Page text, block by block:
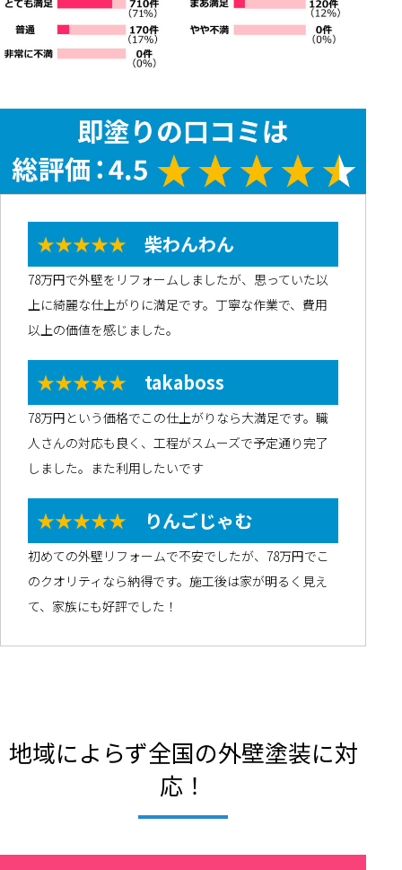
★★★★★ 柴わんわん
78万円で外壁をリフォームしましたが、思っていた以
上に綺麗な仕上がりに満足です。丁寧な作業で、費用
以上の価値を感じました。
★★★★★ takaboss
78万円という価格でこの仕上がりなら大満足です。職
人さんの対応も良く、工程がスムーズで予定通り完了
しました。また利用したいです
★★★★★ りんごじゃむ
初めての外壁リフォームで不安でしたが、78万円でこ
のクオリティなら納得です。施工後は家が明るく見え
て、家族にも好評でした！
地域によらず全国の外壁塗装に対
応！